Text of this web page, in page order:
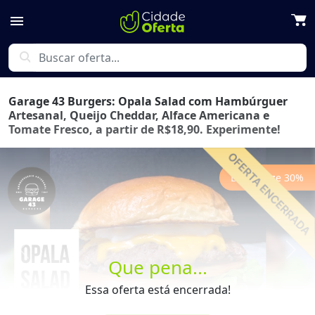
menu
search
Que pena...
Essa oferta está encerrada!
Garage 43 Burgers: Opala Salad com Hambúrguer
Artesanal, Queijo Cheddar, Alface Americana e
Tomate Fresco, a partir de R$18,90. Experimente!
Economize 30%
Previous